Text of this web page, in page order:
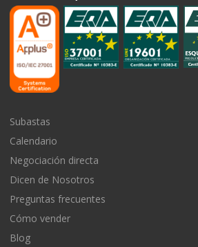
Subastas
Calendario
Negociación directa
Dicen de Nosotros
Preguntas frecuentes
Cómo vender
Blog